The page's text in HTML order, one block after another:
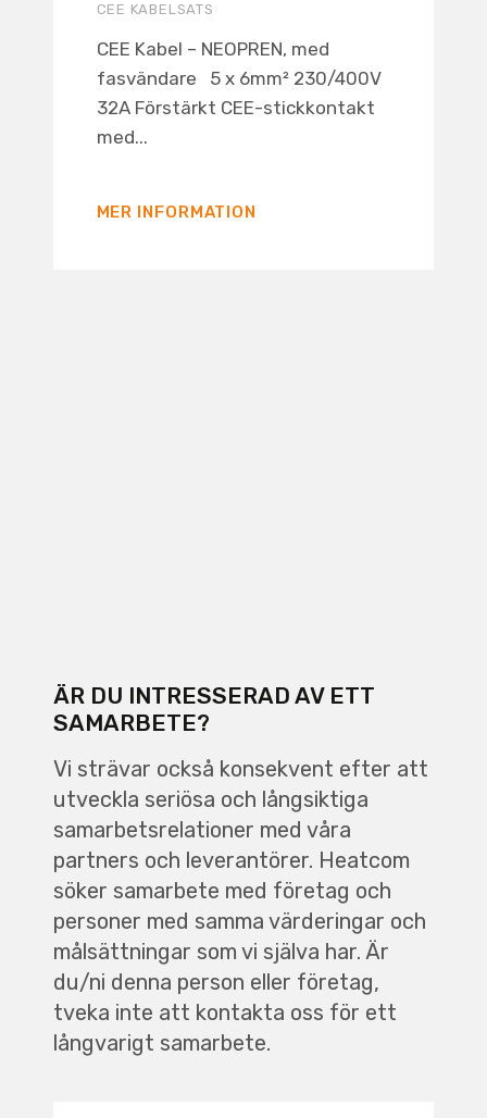
CEE KABELSATS
CEE Kabel – NEOPREN, med
fasvändare 5 x 6mm² 230/400V
32A Förstärkt CEE-stickkontakt
med...
MER INFORMATION
ÄR DU INTRESSERAD AV ETT
SAMARBETE?
Vi strävar också konsekvent efter att
utveckla seriösa och långsiktiga
samarbetsrelationer med våra
partners och leverantörer. Heatcom
söker samarbete med företag och
personer med samma värderingar och
målsättningar som vi själva har. Är
du/ni denna person eller företag,
tveka inte att kontakta oss för ett
långvarigt samarbete.